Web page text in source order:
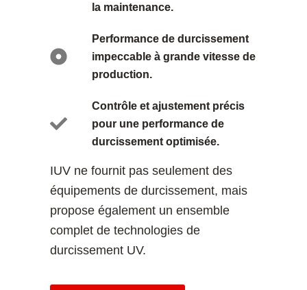
la maintenance.
Performance de durcissement
impeccable à grande vitesse de
production.
Contrôle et ajustement précis
pour une performance de
durcissement optimisée.
IUV ne fournit pas seulement des
équipements de durcissement, mais
propose également un ensemble
complet de technologies de
durcissement UV.